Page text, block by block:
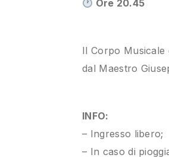
Ore 20.45
Il Corpo Musicale
dal Maestro
INFO:
– Ingresso libero;
– In caso di